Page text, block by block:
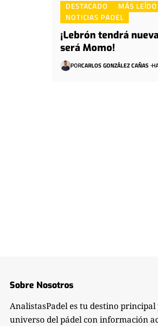
DESTACADO
MÁS LEÍDO
NOTICIAS PADEL
¡Lebrón tendrá
será Momo!
PORCARLOS GONZÁLEZ CAÑAS
Sobre Nosotros
AnalistasPadel es tu destino
universo del pádel con información